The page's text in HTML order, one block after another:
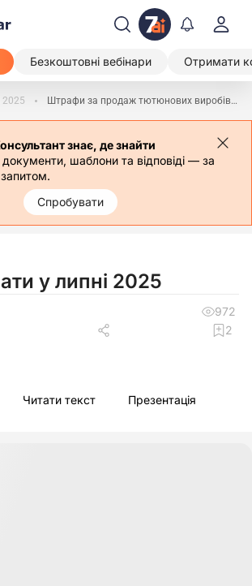
Безкоштовні вебінари Отримати
2025 Штрафи за продаж тютюнових виробів за заниженими цінами
знає, де знайти
документи, шаблони та відповіді — за
Спробувати
у липні 2025
972
2
Читати текст Презентація